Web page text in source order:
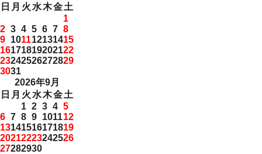
日 月 火 水木金土
1
2 3 4 5 6 7 8
9 101112131415
16171819202122
23242526272829
3031
2026年9月
日 月 火 水木金土
1 2 3 4 5
6 7 8 9 101112
13141516171819
20212223242526
27282930